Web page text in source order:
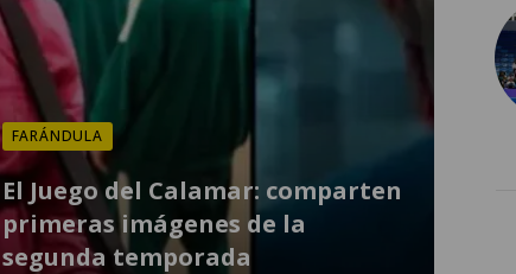
FARÁNDULA
El Juego del Calamar: comparten
primeras imágenes de la
segunda temporada